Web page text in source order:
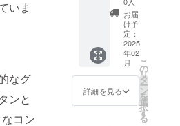
いま
なグ
ンと
コン
Gen2
CPU：
最大
3.36GH
GPU：
動作ク
1GHz
メモ
3.92イ
ンチ / 有
機EL
ディス
プレイ
（OLED
） /
1240×1
天空）
取扱説
明書
（英語/
中国
語） ※
発売後
に日本
T DMG
本体 充
電ケー
ブル
（アダ
プター
は付属
してお
りませ
お届
け予
定：
2025
年02
月
詳細を見る
こ
の
リ
タ
ー
ン
を
選
択
す
る